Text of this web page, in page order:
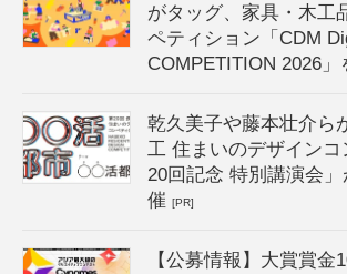
がタッグ、家具・木工
ペティション「CDM
COMPETITION 2026」
乾久美子や藤本壮介ら
工 住まいのデザイン
20回記念 特別講演会」
催[PR]
【公募情報】大賞賞金